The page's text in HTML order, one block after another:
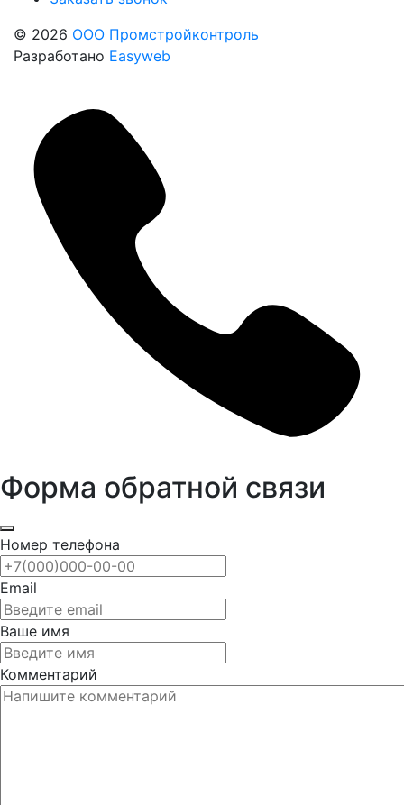
© 2026 ООО Промстройконтроль
Разработано Easyweb
Форма обратной связи
Номер телефона
Email
Ваше имя
Комментарий